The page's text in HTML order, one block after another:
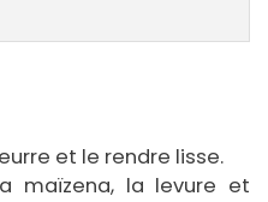
et le rendre lisse.
maïzena, la levure et